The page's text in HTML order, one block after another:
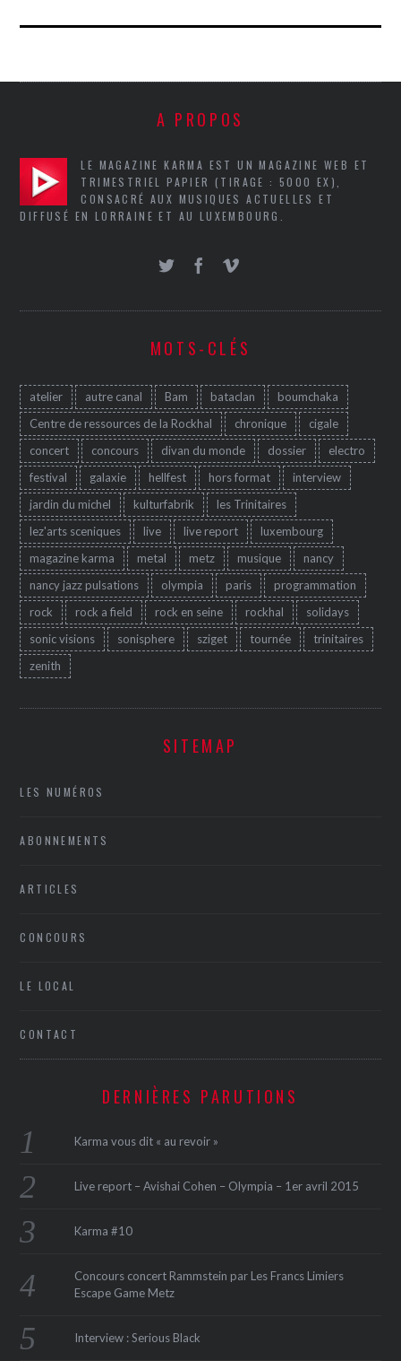
A PROPOS
LE MAGAZINE KARMA EST UN MAGAZINE WEB ET
TRIMESTRIEL PAPIER (TIRAGE : 5000 EX),
CONSACRÉ AUX MUSIQUES ACTUELLES ET
DIFFUSÉ EN LORRAINE ET AU LUXEMBOURG.
MOTS-CLÉS
atelier autre canal Bam bataclan
boumchaka
Centre de ressources de la Rockhal
chronique
cigale
concert
concours divan du monde dossier
electro
festival
galaxie hellfest hors format
interview
jardin du michel
kulturfabrik
les Trinitaires
lez'arts sceniques
live live report
luxembourg
magazine karma
metal metz musique
nancy
nancy jazz pulsations
olympia paris
programmation
rock
rock a field rock en seine rockhal
solidays
sonic visions
sonisphere sziget tournée
trinitaires
zenith
SITEMAP
LES NUMÉROS
ABONNEMENTS
ARTICLES
CONCOURS
LE LOCAL
CONTACT
DERNIÈRES PARUTIONS
Karma vous dit « au revoir »
Live report – Avishai Cohen – Olympia – 1er avril 2015
Karma #10
Concours concert Rammstein par Les Francs Limiers
Escape Game Metz
Interview : Serious Black